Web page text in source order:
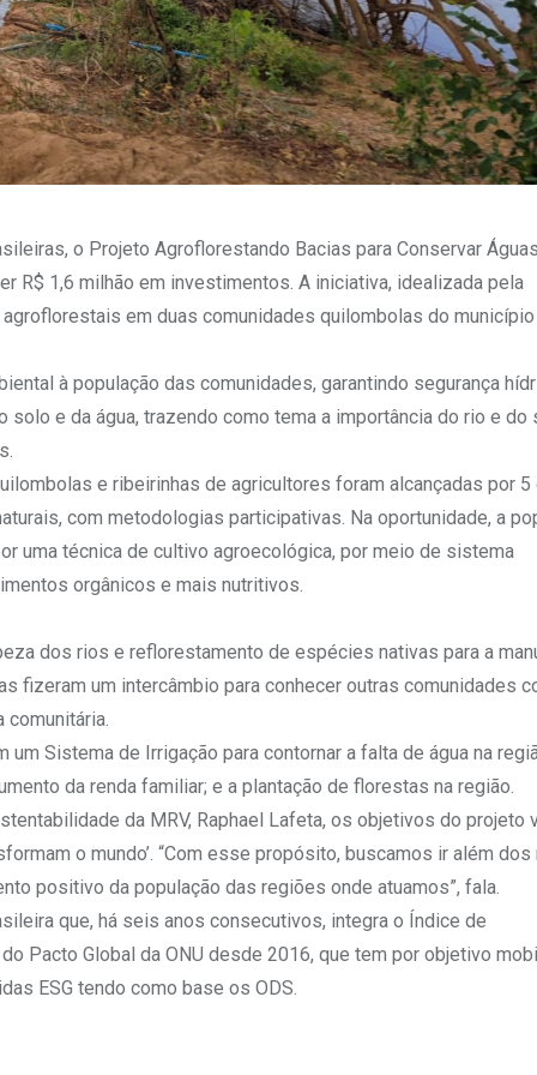
o Projeto Agroflorestando Bacias para Conservar
R$ 1,6 milhão em investimentos. A iniciativa, idealizada pela
em duas comunidades quilombolas do
à população das comunidades, garantindo segurança
e da água, trazendo como tema a importância do rio e do
e ribeirinhas de agricultores foram alcançadas por
com metodologias participativas. Na oportunidade, a
uma técnica de cultivo agroecológica, por meio de sistema
orgânicos e mais nutritivos.
dos rios e reflorestamento de espécies nativas para a
fizeram um intercâmbio para conhecer outras comunidades
comunitária.
Sistema de Irrigação para contornar a falta de água na
da renda familiar; e a plantação de florestas na região.
da MRV, Raphael Lafeta, os objetivos do projeto
o mundo’. “Com esse propósito, buscamos ir além
positivo da população das regiões onde atuamos”, fala.
que, há seis anos consecutivos, integra o Índice de
Pacto Global da ONU desde 2016, que tem por objetivo
ESG tendo como base os ODS.